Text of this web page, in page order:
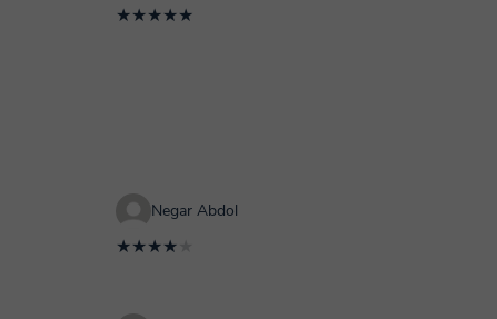
★★★★★
Negar Abdol
★★★★